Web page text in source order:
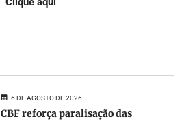
6 DE AGOSTO DE 2026
CBF reforça paralisação das